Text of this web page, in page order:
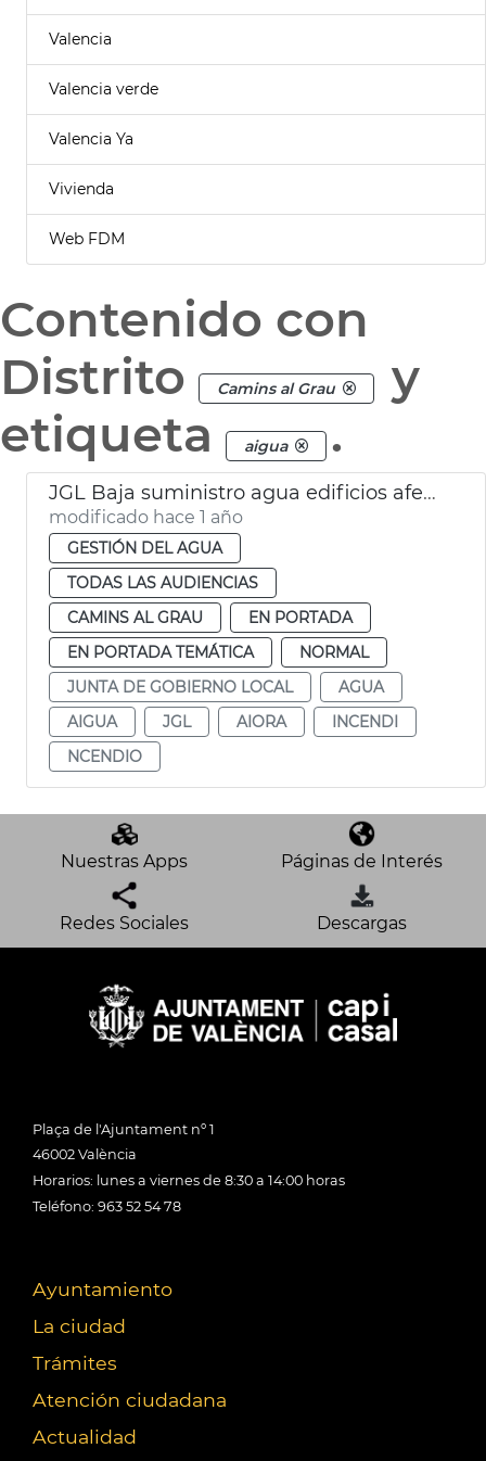
Valencia
Valencia verde
Valencia Ya
Vivienda
Web FDM
Contenido con
Distrito
Camins al Grau
y
etiqueta
aigua .
JGL Baja suministro agua edificios afectados incendio avenida del Puerto València
modificado hace 1 año
GESTIÓN DEL AGUA
TODAS LAS AUDIENCIAS
CAMINS AL GRAU
EN PORTADA
EN PORTADA TEMÁTICA
NORMAL
JUNTA DE GOBIERNO LOCAL
AGUA
AIGUA
JGL AIORA
INCENDI
NCENDIO
Nuestras Apps Páginas de Interés
Redes Sociales Descargas
Plaça de l'Ajuntament nº 1
46002 València
Horarios: lunes a viernes de 8:30 a 14:00 horas
Teléfono: 963 52 54 78
Ayuntamiento
La ciudad
Trámites
Atención ciudadana
Actualidad